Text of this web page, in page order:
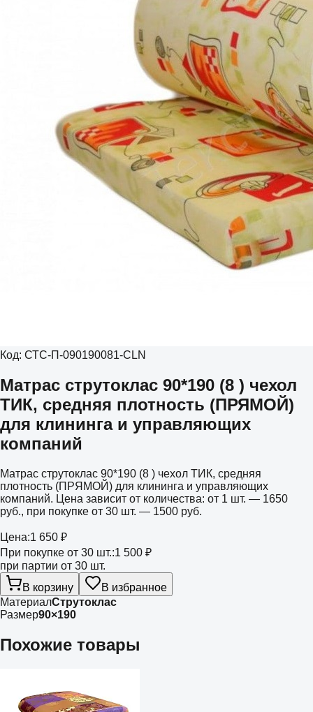
Код: СТС-П-090190081-CLN
Матрас струтоклас 90*190 (8 ) чехол
ТИК, средняя плотность (ПРЯМОЙ)
для клининга и управляющих
компаний
Матрас струтоклас 90*190 (8 ) чехол ТИК, средняя
плотность (ПРЯМОЙ) для клининга и управляющих
компаний. Цена зависит от количества: от 1 шт. — 1650
руб., при покупке от 30 шт. — 1500 руб.
Цена:1 650 ₽
При покупке от 30 шт.:1 500 ₽
при партии от 30 шт.
В корзину
В избранное
МатериалСтрутоклас
Размер90×190
Похожие товары